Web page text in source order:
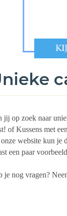
jij op zoek naar
of Kussens met
website kun je
een paar
je nog vragen?